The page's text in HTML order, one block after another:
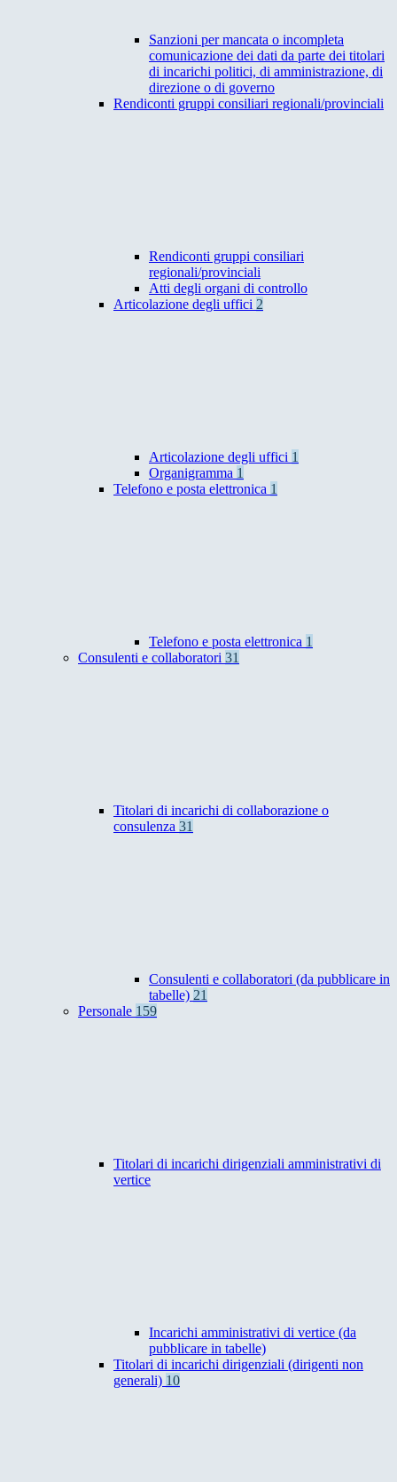
Sanzioni per mancata o incompleta
comunicazione dei dati da parte dei titolari
di incarichi politici, di amministrazione, di
direzione o di governo
Rendiconti gruppi consiliari regionali/provinciali
Rendiconti gruppi consiliari
regionali/provinciali
Atti degli organi di controllo
Articolazione degli uffici 2
Articolazione degli uffici 1
Organigramma 1
Telefono e posta elettronica 1
Telefono e posta elettronica 1
Consulenti e collaboratori 31
Titolari di incarichi di collaborazione o
consulenza 31
Consulenti e collaboratori (da pubblicare in
tabelle) 21
Personale 159
Titolari di incarichi dirigenziali amministrativi di
vertice
Incarichi amministrativi di vertice (da
pubblicare in tabelle)
Titolari di incarichi dirigenziali (dirigenti non
generali) 10